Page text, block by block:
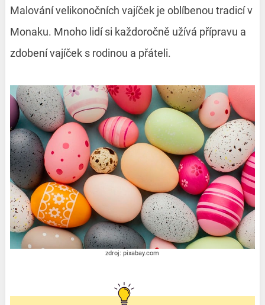
Malování velikonočních vajíček je oblíbenou tradicí v
Monaku. Mnoho lidí si každoročně užívá přípravu a
zdobení vajíček s rodinou a přáteli.
zdroj: pixabay.com